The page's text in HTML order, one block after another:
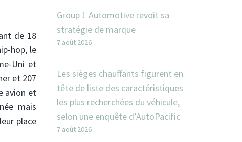
de 18
hop, le
Uni et
et 207
avion et
mais
place
Group 1 Automotive revoit sa
stratégie de marque
7 août 2026
Les sièges chauffants figurent en
tête de liste des caractéristiques
les plus recherchées du véhicule,
selon une enquête d’AutoPacific
7 août 2026